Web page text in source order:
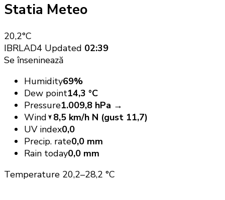
Statia Meteo
20,2°C
IBRLAD4 Updated 02:39
Se înseninează
Humidity69%
Dew point14,3 °C
Pressure1.009,8 hPa →
Wind
8,5 km/h N (gust 11,7)
UV index0,0
Precip. rate0,0 mm
Rain today0,0 mm
Temperature 20,2–28,2 °C